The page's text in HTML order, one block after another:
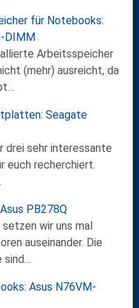
für Notebooks:
DIMM
Arbeitsspeicher
(mehr) ausreicht, da
Seagate
drei sehr interessante
euch recherchiert.
PB278Q
wir uns mal
auseinander. Die
sind…
Asus N76VM-